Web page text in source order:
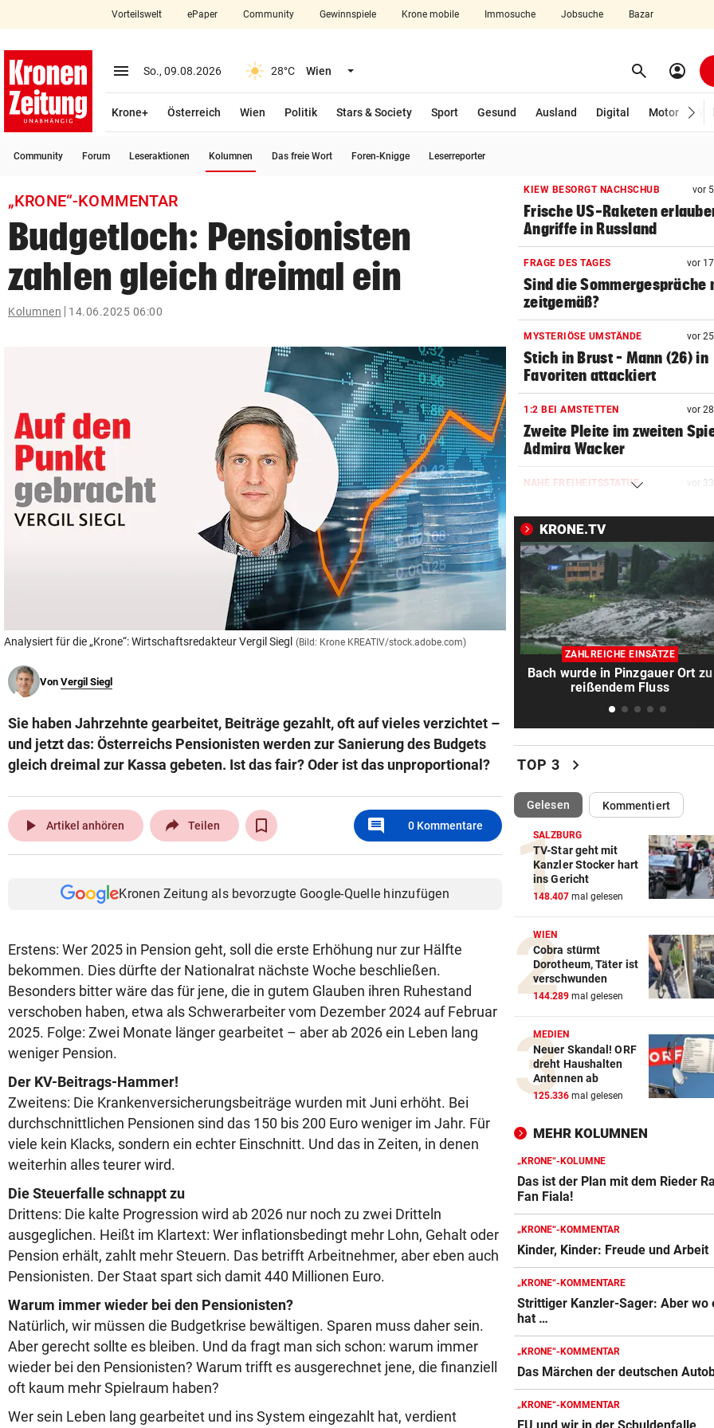
closeSchließen
account_circle Anmelden
arrow_right
arrow_right
bookmark
search
Suchbegriff
eingeben
Vorteilswelt ePaper Community Gewinnspiele Krone mobile Immosuche Jobsuche Bazar
menu Menü aufklappen
So., 09.08.2026 28°C Wien Menü aufklappen search Suchen
account_circle
Krone+ Österreich Wien Politik Stars & Society Sport Gesund Ausland Digital Motor
Community Forum Leseraktionen Kolumnen Das freie Wort Foren-Knigge Leserreporter
„KRONE“-KOMMENTAR
Budgetloch: Pensionisten
zahlen gleich dreimal ein
Kolumnen 14.06.2025 06:00
Analysiert für die „Krone“: Wirtschaftsredakteur Vergil Siegl (Bild: Krone KREATIV/stock.adobe.com)
Von Vergil Siegl
Sie haben Jahrzehnte gearbeitet, Beiträge gezahlt, oft auf vieles verzichtet –
und jetzt das: Österreichs Pensionisten werden zur Sanierung des Budgets
gleich dreimal zur Kassa gebeten. Ist das fair? Oder ist das unproportional?
play_arrow Artikel anhören Teilen comment 0 Kommentare
Kronen Zeitung als bevorzugte Google-Quelle hinzufügen
Erstens: Wer 2025 in Pension geht, soll die erste Erhöhung nur zur Hälfte
bekommen. Dies dürfte der Nationalrat nächste Woche beschließen.
Besonders bitter wäre das für jene, die in gutem Glauben ihren Ruhestand
verschoben haben, etwa als Schwerarbeiter vom Dezember 2024 auf Februar
2025. Folge: Zwei Monate länger gearbeitet – aber ab 2026 ein Leben lang
weniger Pension.
Der KV-Beitrags-Hammer!
Zweitens: Die Krankenversicherungsbeiträge wurden mit Juni erhöht. Bei
durchschnittlichen Pensionen sind das 150 bis 200 Euro weniger im Jahr. Für
viele kein Klacks, sondern ein echter Einschnitt. Und das in Zeiten, in denen
weiterhin alles teurer wird.
Die Steuerfalle schnappt zu
Drittens: Die kalte Progression wird ab 2026 nur noch zu zwei Dritteln
ausgeglichen. Heißt im Klartext: Wer inflationsbedingt mehr Lohn, Gehalt oder
Pension erhält, zahlt mehr Steuern. Das betrifft Arbeitnehmer, aber eben auch
Pensionisten. Der Staat spart sich damit 440 Millionen Euro.
Warum immer wieder bei den Pensionisten?
Natürlich, wir müssen die Budgetkrise bewältigen. Sparen muss daher sein.
Aber gerecht sollte es bleiben. Und da fragt man sich schon: warum immer
wieder bei den Pensionisten? Warum trifft es ausgerechnet jene, die finanziell
oft kaum mehr Spielraum haben?
Wer sein Leben lang gearbeitet und ins System eingezahlt hat, verdient
KIEW BESORGT NACHSCHUB vor
Frische US-Raketen
Angriffe in Russland
FRAGE DES TAGES vor
Sind die Sommergespräche
zeitgemäß?
MYSTERIÖSE UMSTÄNDE vor
Stich in Brust – Mann (26) in
Favoriten attackiert
1:2 BEI AMSTETTEN vor
Zweite Pleite im zweiten
Admira Wacker
NAHE FREIHEITSSTATUE vor
und Säugling tot
DÜRRE UND HITZE vor 46
Italiens größter Fluss ist nur
ein Rinnsal
AUF MARIAHILFER STRASSE vor
Mann mit Stanleymesser ins
Gesicht gestochen
Nagelsmann? „Wie das 3
abgelaufen ist …“
Ö3-Star Gabi Hiller teilt
zuckersüße Baby-News
42 FLORIANI IM EINSATZ
Schwammerlsucher in
Gelände gestürzt
Streit zwischen Rom und
Brunner vermittelt
ZUR LAGE DER PARTEIEN
FPÖ immer stärker, zieht
die ÖVP-Reißleine?
AM HEIMWEG
Fußgänger getötet: Lenker
Säure-Einbrecher in Wien-
Ottakring am Werk
ALLE TITEL WEG, ABER:
Ex-Prinz Andrew soll royales
Begräbnis erhalten
NACH „KRONE“-BERICHT
ORF beruhigt: „Meiste mehr
einen Empfangsweg“
mit Ex-Klub ab
KRONE.TV
ZAHLREICHE EINSÄTZE
Bach wurde in Pinzgauer Ort zu
reißendem Fluss
TOP 3 chevron_right
Gelesen(ausgewählt)Kommentiert
SALZBURG
TV-Star geht mit
Kanzler Stocker hart
ins Gericht
148.407 mal gelesen
WIEN
Cobra stürmt
Dorotheum, Täter ist
verschwunden
144.289 mal gelesen
MEDIEN
Neuer Skandal! ORF
dreht Haushalten
Antennen ab
125.336 mal gelesen
MEHR KOLUMNEN
„KRONE“-KOLUMNE
Das ist der Plan mit dem Rieder
Fan Fiala!
„KRONE“-KOMMENTAR
Kinder, Kinder: Freude und Arbeit
„KRONE“-KOMMENTARE
Strittiger Kanzler-Sager: Aber wo
hat …
„KRONE“-KOMMENTAR
Das Märchen der deutschen
„KRONE“-KOMMENTAR